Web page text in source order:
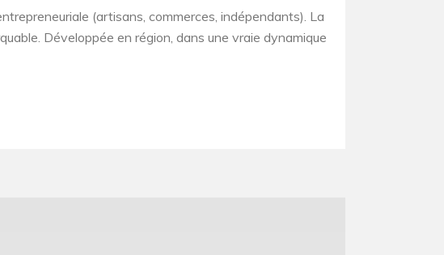
(artisans, commerces, indépendants). La
Développée en région, dans une vraie dynamique